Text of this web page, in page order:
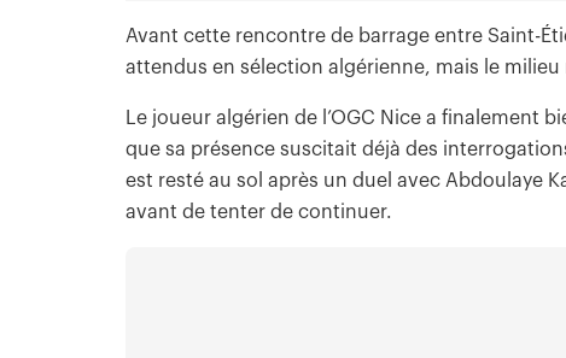
Avant cette rencontre de barrage entre Saint-
attendus en sélection algérienne, mais le
Le joueur algérien de l’OGC Nice a finalement
que sa présence suscitait déjà des
est resté au sol après un duel avec Abdoulaye
avant de tenter de continuer.